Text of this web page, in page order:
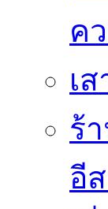
ค
เ
ร้
อี